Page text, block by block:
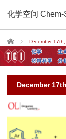
化学空间 Chem-
Home December 17th,
December